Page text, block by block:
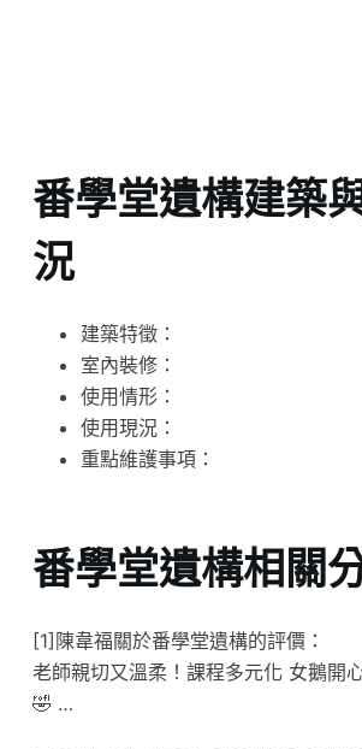
番學堂遺構建築
況
建築特徵：
室內裝修：
使用情形：
使用現況：
重點維護事項：
番學堂遺構相關
[1]陳韋福關於番學堂遺構的評價：
老師親切又溫柔！課程多元化 女鵝開
🤣 …